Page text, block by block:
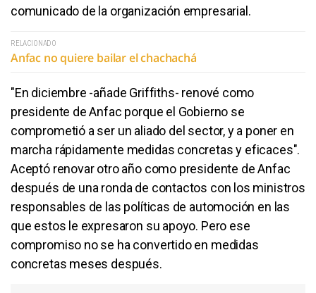
comunicado de la organización empresarial.
RELACIONADO
Anfac no quiere bailar el chachachá
"En diciembre -añade Griffiths- renové como
presidente de Anfac porque el Gobierno se
comprometió a ser un aliado del sector, y a poner en
marcha rápidamente medidas concretas y eficaces".
Aceptó renovar otro año como presidente de Anfac
después de una ronda de contactos con los ministros
responsables de las políticas de automoción en las
que estos le expresaron su apoyo. Pero ese
compromiso no se ha convertido en medidas
concretas meses después.